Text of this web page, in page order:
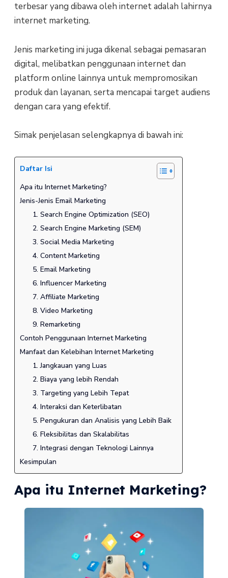
terbesar yang dibawa oleh internet adalah lahirnya
internet marketing.
Jenis marketing ini juga dikenal sebagai pemasaran
digital, melibatkan penggunaan internet dan
platform online lainnya untuk mempromosikan
produk dan layanan, serta mencapai target audiens
dengan cara yang efektif.
Simak penjelasan selengkapnya di bawah ini:
Daftar Isi
Apa itu Internet Marketing?
Jenis-Jenis Email Marketing
1. Search Engine Optimization (SEO)
2. Search Engine Marketing (SEM)
3. Social Media Marketing
4. Content Marketing
5. Email Marketing
6. Influencer Marketing
7. Affiliate Marketing
8. Video Marketing
9. Remarketing
Contoh Penggunaan Internet Marketing
Manfaat dan Kelebihan Internet Marketing
1. Jangkauan yang Luas
2. Biaya yang lebih Rendah
3. Targeting yang Lebih Tepat
4. Interaksi dan Keterlibatan
5. Pengukuran dan Analisis yang Lebih Baik
6. Fleksibilitas dan Skalabilitas
7. Integrasi dengan Teknologi Lainnya
Kesimpulan
Apa itu Internet Marketing?